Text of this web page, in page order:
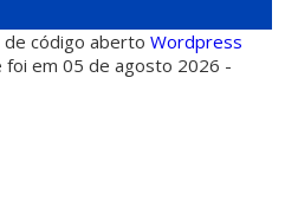
de código abertoWordpress
foi em 05 de agosto 2026 -